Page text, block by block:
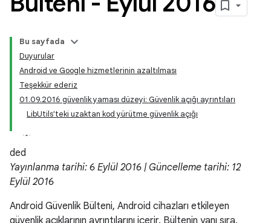
Bu sayfada
Duyurular
Android ve Google hizmetlerinin azaltılması
Teşekkür ederiz
01.09.2016 güvenlik yaması düzeyi: Güvenlik açığı ayrıntıları
LibUtils'teki uzaktan kod yürütme güvenlik açığı
ded
Yayınlanma tarihi: 6 Eylül 2016 | Güncelleme tarihi: 12
Eylül 2016
Android Güvenlik Bülteni, Android cihazları etkileyen
güvenlik açıklarının ayrıntılarını içerir. Bültenin yanı sıra,